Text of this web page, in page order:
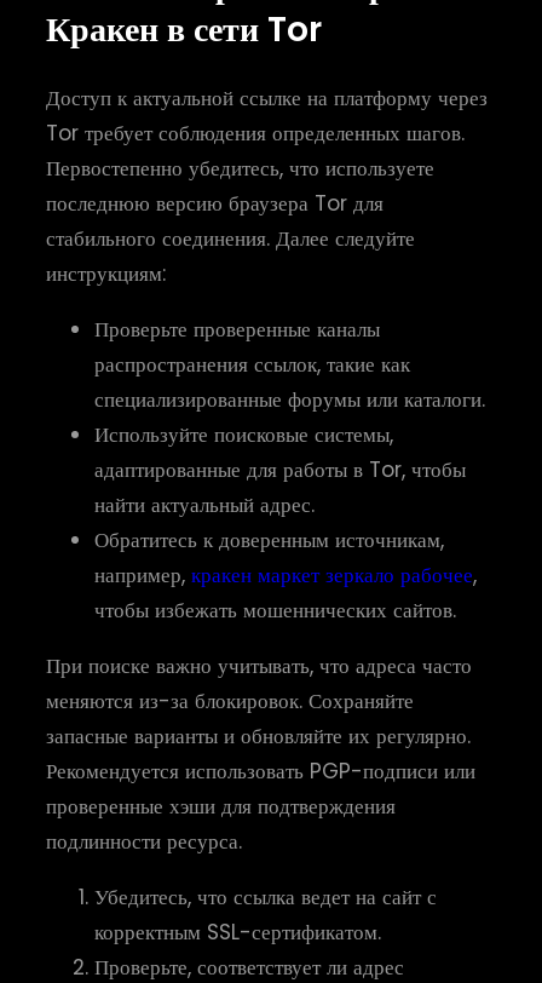
Кракен в сети Tor
Доступ к актуальной ссылке на платформу через
Tor требует соблюдения определенных шагов.
Первостепенно убедитесь, что используете
последнюю версию браузера Tor для
стабильного соединения. Далее следуйте
инструкциям:
Проверьте проверенные каналы
распространения ссылок, такие как
специализированные форумы или каталоги.
Используйте поисковые системы,
адаптированные для работы в Tor, чтобы
найти актуальный адрес.
Обратитесь к доверенным источникам,
например, кракен маркет зеркало рабочее,
чтобы избежать мошеннических сайтов.
При поиске важно учитывать, что адреса часто
меняются из-за блокировок. Сохраняйте
запасные варианты и обновляйте их регулярно.
Рекомендуется использовать PGP-подписи или
проверенные хэши для подтверждения
подлинности ресурса.
Убедитесь, что ссылка ведет на сайт с
корректным SSL-сертификатом.
Проверьте, соответствует ли адрес